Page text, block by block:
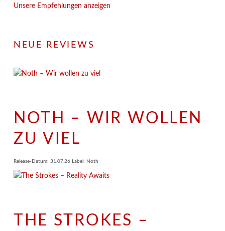
Unsere Empfehlungen anzeigen
NEUE REVIEWS
NOTH – WIR WOLLEN
ZU VIEL
Release-Datum: 31.07.26 Label: Noth
THE STROKES –